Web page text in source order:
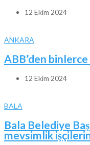
12 Ekim 2024
ANKARA
ABB’den
12 Ekim 2024
BALA
Bala Belediye
mevsimlik